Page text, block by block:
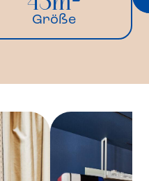
Größe